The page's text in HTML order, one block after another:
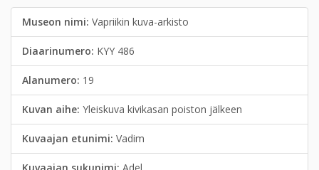
Museon nimi: Vapriikin kuva-arkisto
Diaarinumero: KYY 486
Alanumero: 19
Kuvan aihe: Yleiskuva kivikasan poiston jälkeen
Kuvaajan etunimi: Vadim